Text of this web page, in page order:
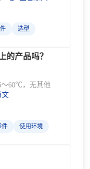
选型
的产品吗？
～60℃，无其他
文
件 使用环境